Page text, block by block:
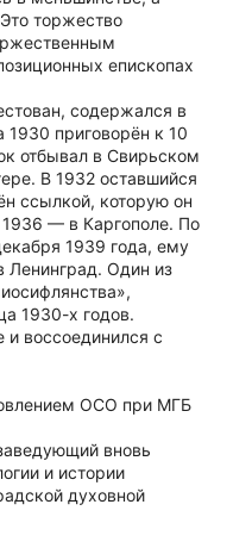
торжество
епископах
содержался в
1930 приговорён к 10
отбывал в Свирьском
В 1932 оставшийся
ссылкой, которую он
1936 — в Каргополе. По
1939 года, ему
Ленинград. Один из
1930-х годов.
и воссоединился с
ОСО при МГБ
вновь
и истории
духовной